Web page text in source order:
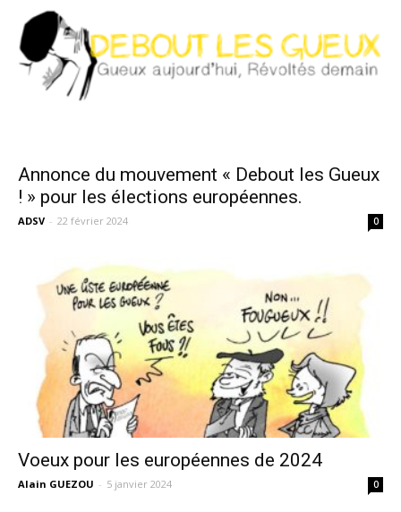
sans-
Annonce du mouvement « Debout les Gueux
! » pour les élections européennes.
ADSV - 22 février 2024 0
Voeux pour les européennes de 2024
Alain GUEZOU - 5 janvier 2024 0